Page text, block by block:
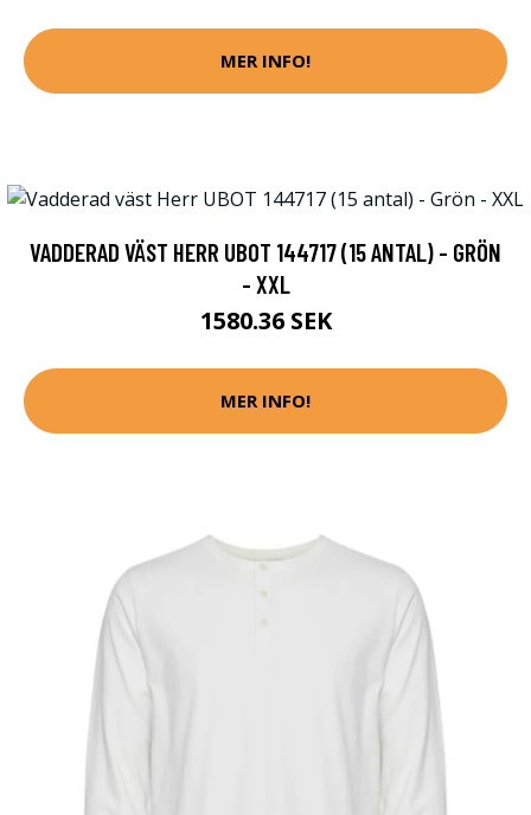
MER INFO!
VADDERAD VÄST HERR UBOT 144717 (15 ANTAL) - GRÖN
- XXL
1580.36 SEK
MER INFO!